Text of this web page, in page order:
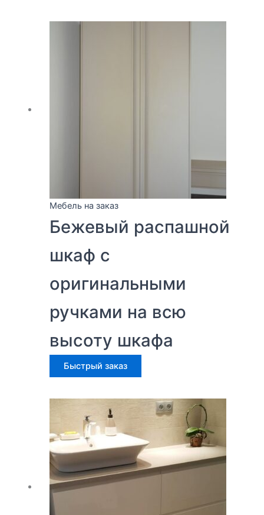
Мебель на заказ
Бежевый распашной
шкаф с
оригинальными
ручками на всю
высоту шкафа
Быстрый заказ